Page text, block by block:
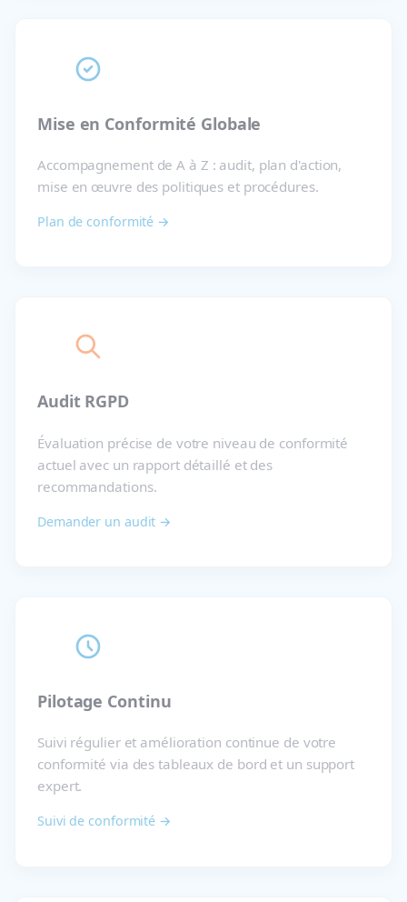
Mise en Conformité Globale
Accompagnement de A à Z : audit, plan d'action,
mise en œuvre des politiques et procédures.
Plan de conformité →
Audit RGPD
Évaluation précise de votre niveau de conformité
actuel avec un rapport détaillé et des
recommandations.
Demander un audit →
Pilotage Continu
Suivi régulier et amélioration continue de votre
conformité via des tableaux de bord et un support
expert.
Suivi de conformité →